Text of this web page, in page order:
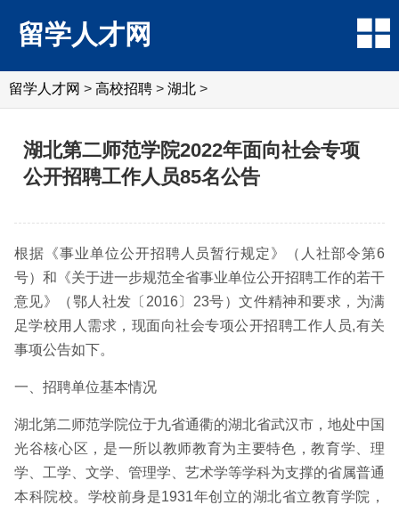
留学人才网
留学人才网 > 高校招聘 > 湖北 >
湖北第二师范学院2022年面向社会专项
公开招聘工作人员85名公告
根据《事业单位公开招聘人员暂行规定》（人社部令第6
号）和《关于进一步规范全省事业单位公开招聘工作的若干
意见》（鄂人社发〔2016〕23号）文件精神和要求，为满
足学校用人需求，现面向社会专项公开招聘工作人员,有关
事项公告如下。
一、招聘单位基本情况
湖北第二师范学院位于九省通衢的湖北省武汉市，地处中国
光谷核心区，是一所以教师教育为主要特色，教育学、理
学、工学、文学、管理学、艺术学等学科为支撑的省属普通
本科院校。学校前身是1931年创立的湖北省立教育学院，